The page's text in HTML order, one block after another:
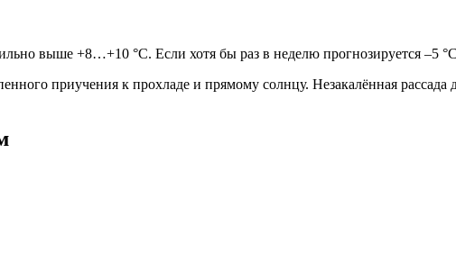
выше +8…+10 °C. Если хотя бы раз в неделю прогнозируется –5
приучения к прохладе и прямому солнцу. Незакалённая рассада